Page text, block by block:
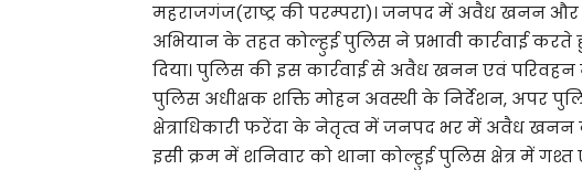
महराजगंज(राष्ट्र की परम्परा)। जनपद में अवैध खनन
अभियान के तहत कोल्हुई पुलिस ने प्रभावी कार्रवाई करते
दिया। पुलिस की इस कार्रवाई से अवैध खनन एवं
पुलिस अधीक्षक शक्ति मोहन अवस्थी के निर्देशन, अपर
क्षेत्राधिकारी फरेंदा के नेतृत्व में जनपद भर में अवैध खनन
इसी क्रम में शनिवार को थाना कोल्हुई पुलिस क्षेत्र में